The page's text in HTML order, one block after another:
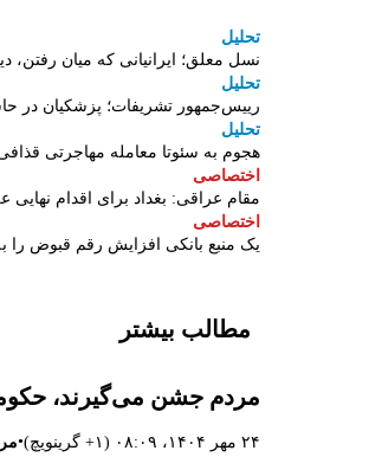
تحلیل
نسل معلق؛ ایرانیانی که میان
تحلیل
رییس‌جمهور تشریفات؛ پزشکیان در
تحلیل
هجوم به سئوتا معامله مهاجرتی قذافی
اختصاصی
مقام عراقی: بغداد برای اقدام نهایی
اختصاصی
یک منبع بانکی افزایش رقم قبوض
مطالب بیشتر
مردم جشن می‌گیرند،
۲۴ مهر ۱۴۰۴، ۰۸:۰۹ (‎+۱ گرینویچ) •